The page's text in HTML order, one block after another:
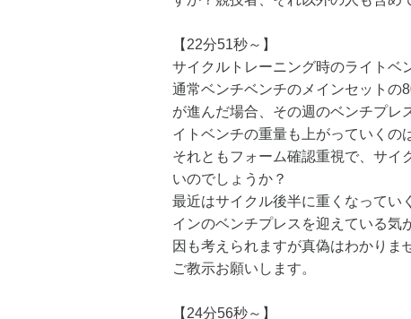
【22分51秒～】
サイクルトレーニング時のライトベ
通常ベンチベンチのメインセットの
が進んだ場合、その週のベンチプレ
イトベンチの重量も上がっていくの
それともフォーム確認重視で、サイ
いのでしょうか？
最近はサイクル後半に重くなってい
インのベンチプレスを迎えている気
因も考えられますが真偽はわかりま
ご教示お願いします。
【24分56秒～】